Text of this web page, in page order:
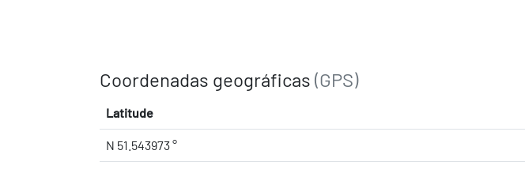
Coordenadas geográficas (GPS)
Latitude
N 51.543973 °